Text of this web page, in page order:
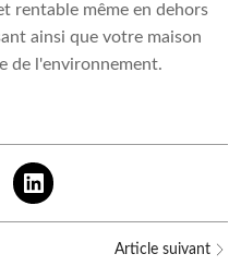
rentable même en dehors
ainsi que votre maison
de l'environnement.
Article suivant